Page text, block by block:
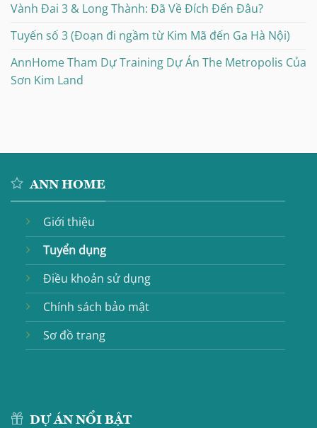
Vành Đai 3 & Long Thành: Đã Về Đích Đến Đâu?
Tuyến số 3 (Đoạn đi ngầm từ Kim Mã đến Ga Hà Nội)
AnnHome Tham Dự Training Dự Án The Metropolis Của
Sơn Kim Land
ANN HOME
Giới thiệu
Tuyển dụng
Điều khoản sử dụng
Chính sách bảo mật
Sơ đồ trang
DỰ ÁN NỔI BẬT